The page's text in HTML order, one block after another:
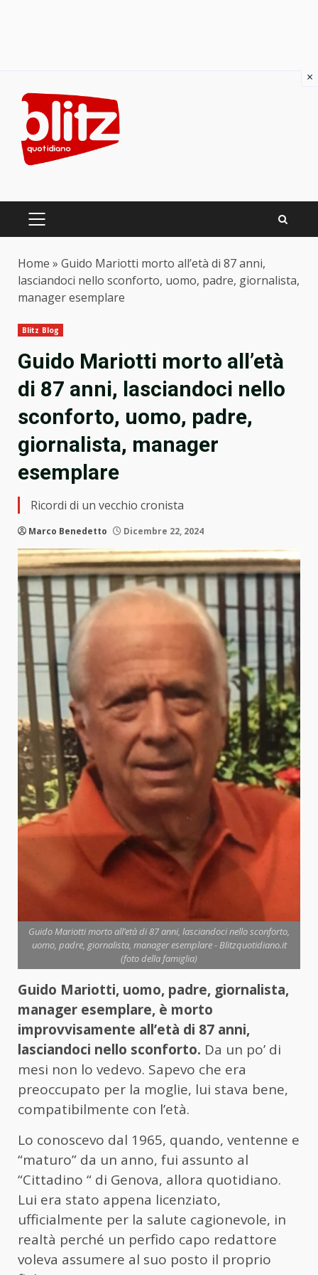
content
PRIMARY
Home » Guido Mariotti morto all’età di 87 anni,
lasciandoci nello sconforto, uomo, padre, giornalista,
manager esemplare
Blitz Blog
Guido Mariotti morto all’età
di 87 anni, lasciandoci nello
sconforto, uomo, padre,
giornalista, manager
esemplare
Ricordi di un vecchio cronista
Marco Benedetto Dicembre 22, 2024
Guido Mariotti morto all’età di 87 anni, lasciandoci nello sconforto,
uomo, padre, giornalista, manager esemplare - Blitzquotidiano.it
(foto della famiglia)
Guido Mariotti, uomo, padre, giornalista,
manager esemplare, è morto
improvvisamente all’età di 87 anni,
lasciandoci nello sconforto. Da un po’ di
mesi non lo vedevo. Sapevo che era
preoccupato per la moglie, lui stava bene,
compatibilmente con l’età.
Lo conoscevo dal 1965, quando, ventenne e
“maturo” da un anno, fui assunto al
“Cittadino “ di Genova, allora quotidiano.
Lui era stato appena licenziato,
ufficialmente per la salute cagionevole, in
realtà perché un perfido capo redattore
voleva assumere al suo posto il proprio
×